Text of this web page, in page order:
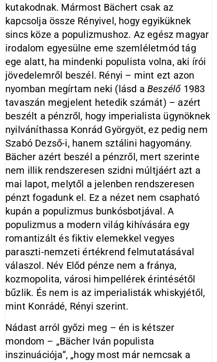
kutakodnak. Mármost Bächert csak az
kapcsolja össze Rényivel, hogy egyiküknek
sincs köze a populizmushoz. Az egész magyar
irodalom egyesülne eme szemléletmód tág
ege alatt, ha mindenki populista volna, aki írói
jövedelemről beszél. Rényi – mint ezt azon
nyomban megírtam neki (lásd a Beszélő 1983
tavaszán megjelent hetedik számát) – azért
beszélt a pénzről, hogy imperialista ügynöknek
nyilváníthassa Konrád Györgyöt, ez pedig nem
Szabó Dezső-i, hanem sztálini hagyomány.
Bächer azért beszél a pénzről, mert szerinte
nem illik rendszeresen szidni múltjáért azt a
mai lapot, melytől a jelenben rendszeresen
pénzt fogadunk el. Ez a nézet nem csapható
kupán a populizmus bunkósbotjával. A
populizmus a modern világ kihívására egy
romantizált és fiktiv elemekkel vegyes
paraszti-nemzeti értékrend felmutatásával
válaszol. Név Előd pénze nem a fránya,
kozmopolita, városi himpellérek érintésétől
bűzlik. És nem is az imperialisták whiskyjétől,
mint Konrádé, Rényi szerint.
Nádast arról győzi meg – én is kétszer
mondom – „Bächer Iván populista
inszinuációja”, „hogy most már nemcsak a